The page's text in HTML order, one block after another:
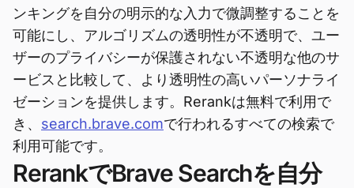
ンキングを自分の明示的な入力で微調整することを
可能にし、アルゴリズムの透明性が不透明で、ユー
ザーのプライバシーが保護されない不透明な他のサ
ービスと比較して、より透明性の高いパーソナライ
ゼーションを提供します。Rerankは無料で利用で
き、 search.brave.comで行われるすべての検索で
利用可能です。
RerankでBrave Searchを自分